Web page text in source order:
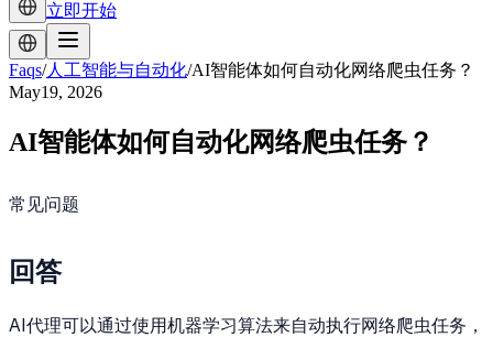
立即开始
Faqs/人工智能与自动化/AI智能体如何自动化网络爬虫任务？
May19, 2026
AI智能体如何自动化网络爬虫任务？
常见问题
回答
AI代理可以通过使用机器学习算法来自动执行网络爬虫任务，